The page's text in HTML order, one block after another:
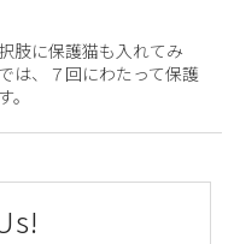
肢に保護猫も入れてみ
は、７回にわたって保護